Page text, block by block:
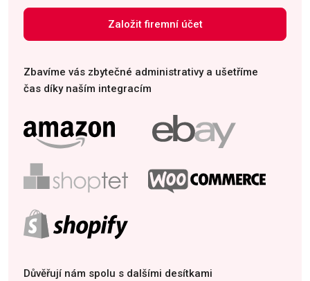
Založit firemní účet
Zbavíme vás zbytečné administrativy a ušetříme
čas díky naším integracím
Důvěřují nám spolu s dalšími desítkami